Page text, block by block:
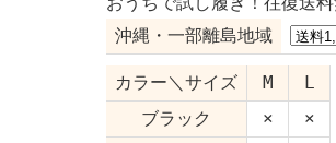
沖縄・一部離島地域
カラー＼サイズ M
L
ブラック
×
×